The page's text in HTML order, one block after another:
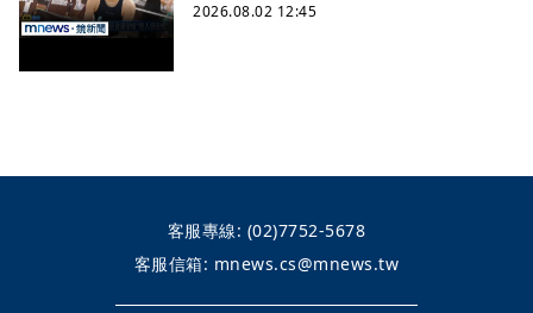
2026.08.02 12:45
客服專線: (02)7752-5678
客服信箱: mnews.cs@mnews.tw